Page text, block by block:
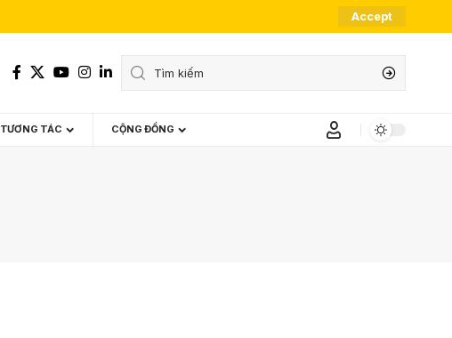
Accept
TƯƠNG TÁC CỘNG ĐỒNG